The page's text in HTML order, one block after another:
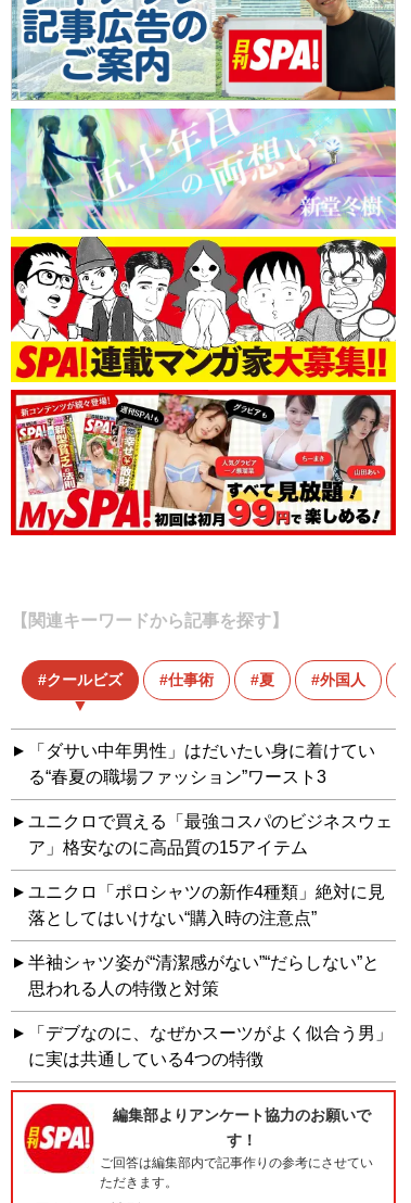
【関連キーワードから記事を探す】
クールビズ 仕事術 夏 外国人
「ダサい中年男性」はだいたい身に着けてい
る“春夏の職場ファッション”ワースト3
ユニクロで買える「最強コスパのビジネスウェ
ア」格安なのに高品質の15アイテム
ユニクロ「ポロシャツの新作4種類」絶対に見
落としてはいけない“購入時の注意点”
半袖シャツ姿が“清潔感がない”“だらしない”と
思われる人の特徴と対策
「デブなのに、なぜかスーツがよく似合う男」
に実は共通している4つの特徴